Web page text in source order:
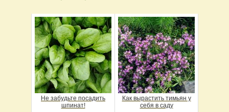
Не забудьте посадить
шпинат!
Как вырастить тимьян у
себя в саду